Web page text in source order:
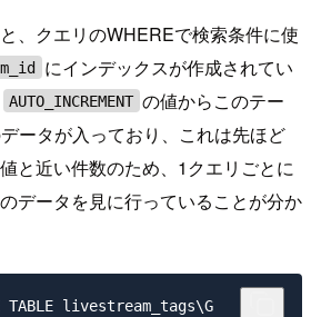
、クエリのWHEREで検索条件に使
にインデックスが作成されてい
AUTO_INCREMENT の値からこのテー
ータが入っており、これは先ほど
と近い件数のため、1クエリごとに
データを見に行っていることが分か
TABLE livestream_tags\G